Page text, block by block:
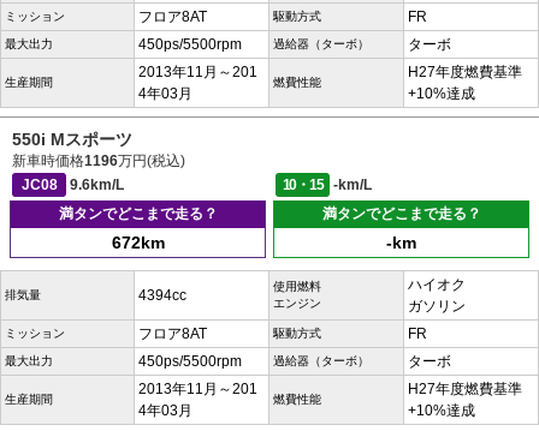
ミッション フロア8AT 駆動方式 FR
最大出力 450ps/5500rpm 過給器（ターボ） ターボ
生産期間
2013年11月～201
4年03月
燃費性能
H27年度燃費基準
+10%達成
550i Mスポーツ
新車時価格1196万円(税込)
JC08
9.6km/L 10・15
-km/L
満タンでどこまで走る？
672km
満タンでどこまで走る？
-km
排気量 4394cc
使用燃料
エンジン
ハイオク
ガソリン
ミッション フロア8AT 駆動方式 FR
最大出力 450ps/5500rpm 過給器（ターボ） ターボ
生産期間
2013年11月～201
4年03月
燃費性能
H27年度燃費基準
+10%達成